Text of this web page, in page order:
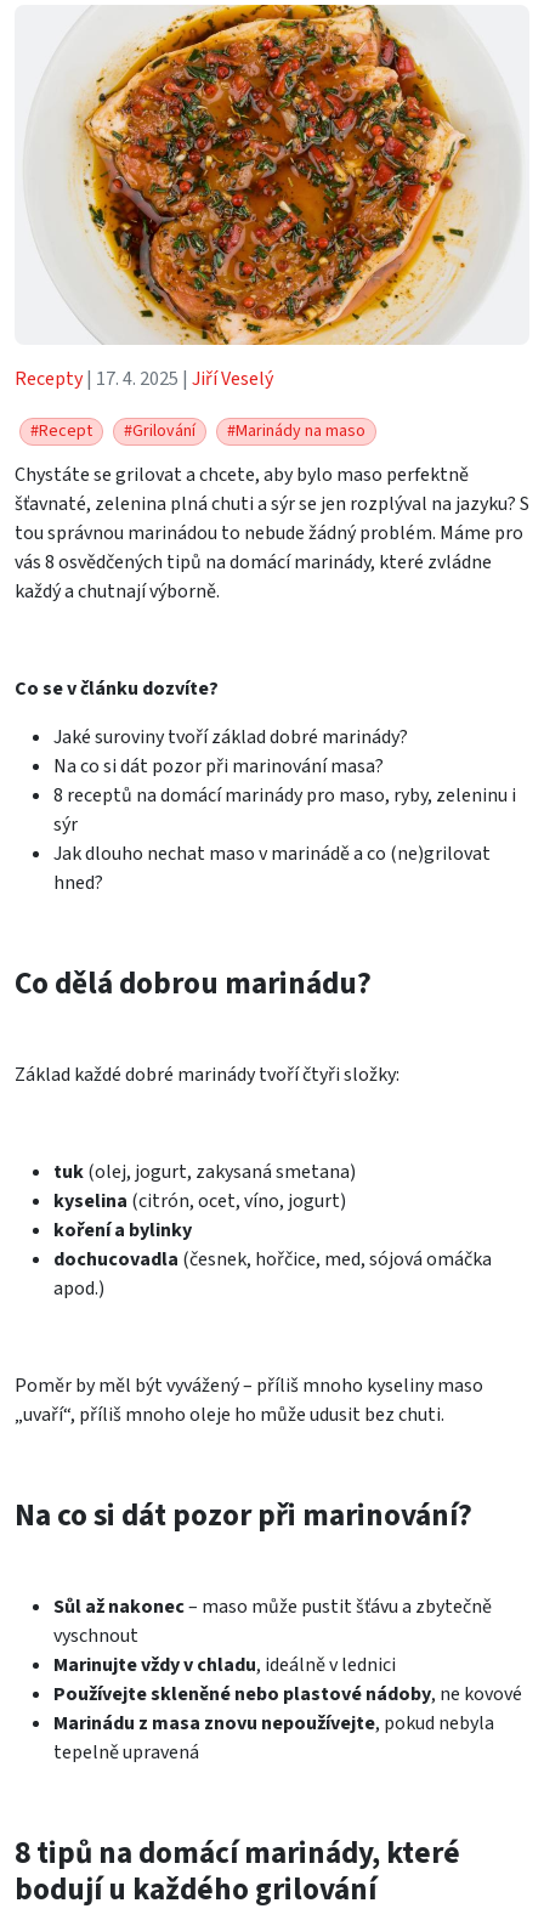
Recepty| 17. 4. 2025 | Jiří Veselý
#Recept #Grilování #Marinády na maso
Chystáte se grilovat a chcete, aby bylo maso perfektně
šťavnaté, zelenina plná chuti a sýr se jen rozplýval na jazyku? S
tou správnou marinádou to nebude žádný problém. Máme pro
vás 8 osvědčených tipů na domácí marinády, které zvládne
každý a chutnají výborně.
Co se v článku dozvíte?
Jaké suroviny tvoří základ dobré marinády?
Na co si dát pozor při marinování masa?
8 receptů na domácí marinády pro maso, ryby, zeleninu i
sýr
Jak dlouho nechat maso v marinádě a co (ne)grilovat
hned?
Co dělá dobrou marinádu?
Základ každé dobré marinády tvoří čtyři složky:
tuk(olej, jogurt, zakysaná smetana)
kyselina (citrón, ocet, víno, jogurt)
koření a bylinky
dochucovadla (česnek, hořčice, med, sójová omáčka
apod.)
Poměr by měl být vyvážený – příliš mnoho kyseliny maso
„uvaří“, příliš mnoho oleje ho může udusit bez chuti.
Na co si dát pozor při marinování?
Sůl až nakonec– maso může pustit šťávu a zbytečně
vyschnout
Marinujte vždy v chladu, ideálně v lednici
Používejte skleněné nebo plastové nádoby, ne kovové
Marinádu z masa znovu nepoužívejte, pokud nebyla
tepelně upravená
8 tipů na domácí marinády, které
bodují u každého grilování